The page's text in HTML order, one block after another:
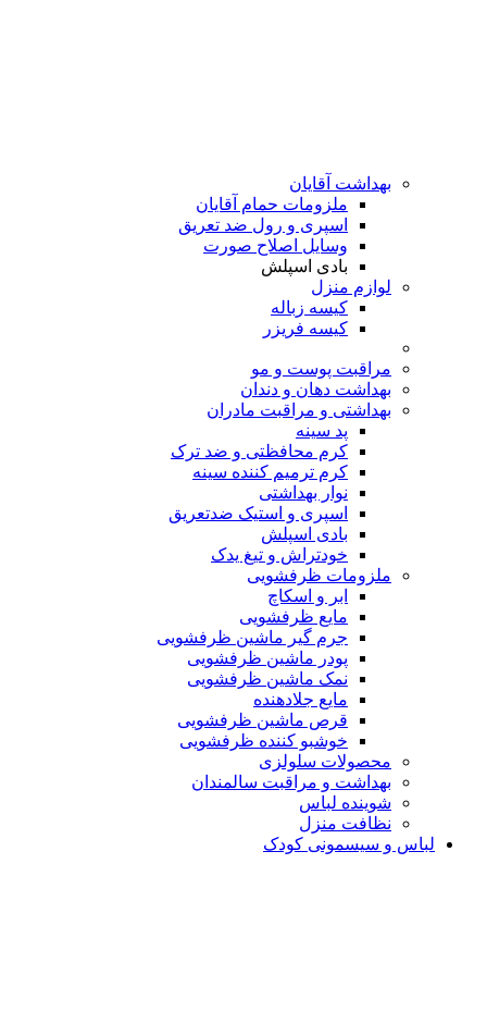
بهداشت آقایان
ملزومات حمام آقایان
اسپری و رول ضد تعریق
وسایل اصلاح صورت
بادی اسپلش
لوازم منزل
کیسه زباله
کیسه فریزر
مراقبت پوست و مو
بهداشت دهان و دندان
بهداشتی و مراقبت مادران
پد سینه
کرم محافظتی و ضد ترک
کرم ترمیم کننده سینه
نوار بهداشتی
اسپری و استیک ضدتعریق
بادی اسپلش
خودتراش و تیغ یدک
ملزومات ظرفشویی
ابر و اسکاچ
مایع ظرفشویی
جرم گیر ماشین ظرفشویی
پودر ماشین ظرفشویی
نمک ماشین ظرفشویی
مایع جلادهنده
قرص ماشین ظرفشویی
خوشبو کننده ظرفشویی
محصولات سلولزی
بهداشت و مراقبت سالمندان
شوینده لباس
نظافت منزل
لباس و سیسمونی کودک